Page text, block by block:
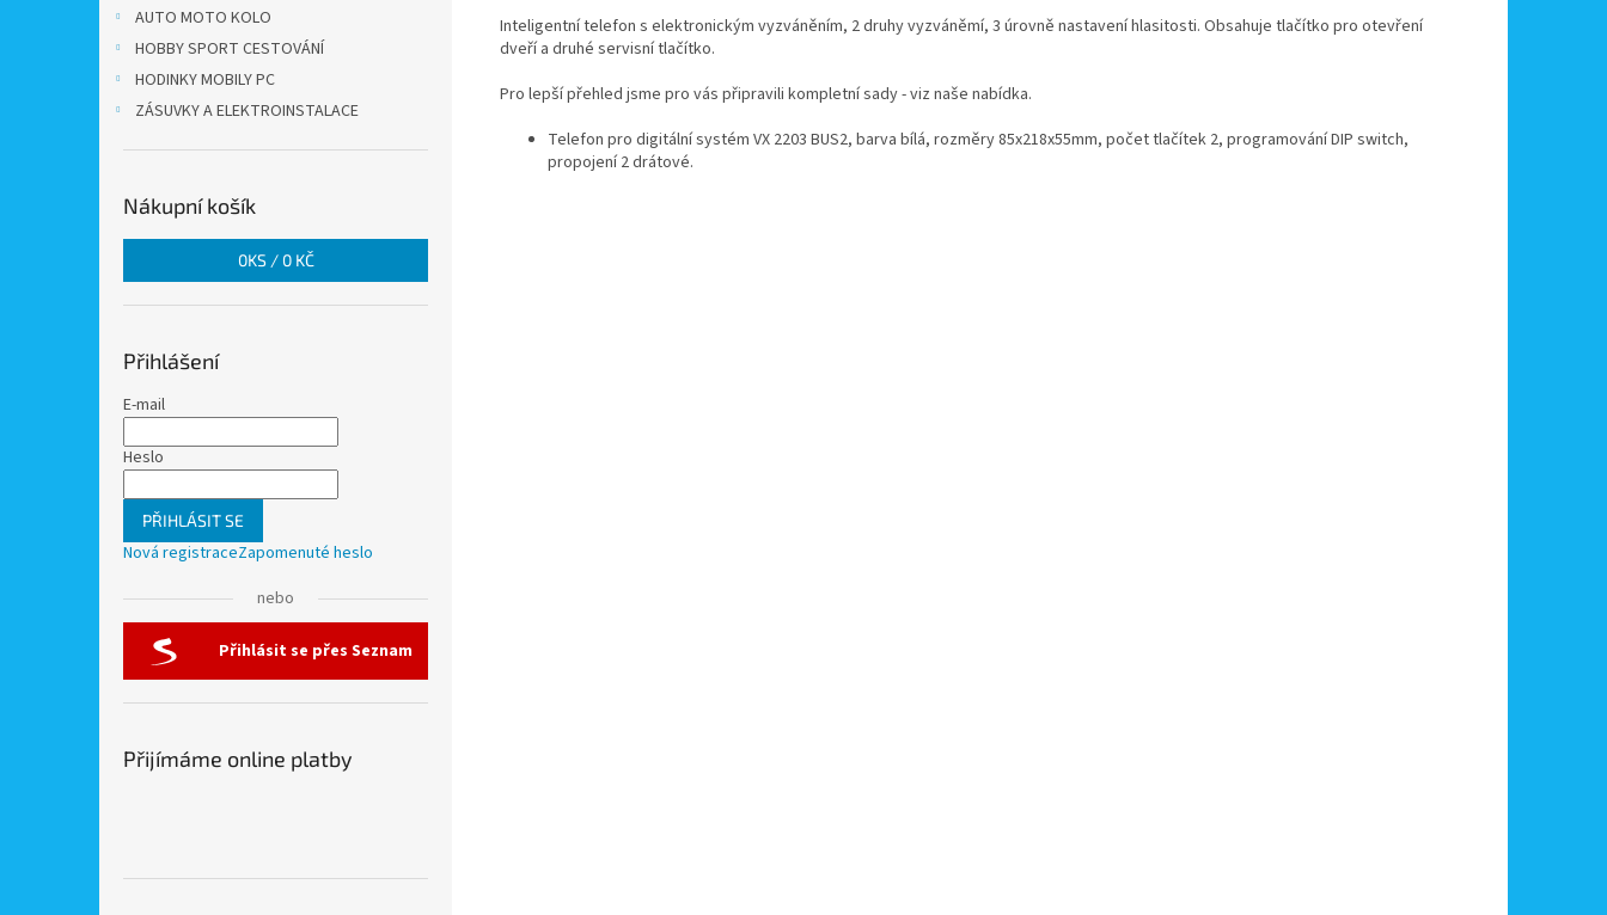
AUTO MOTO KOLO
HOBBY SPORT CESTOVÁNÍ
HODINKY MOBILY PC
ZÁSUVKY A ELEKTROINSTALACE
Nákupní košík
0KS / 0 KČ
Přihlášení
E-mail
Heslo
PŘIHLÁSIT SE
Nová registraceZapomenuté heslo
nebo
Přihlásit se přes Seznam
Přijímáme online platby
Inteligentní telefon s elektronickým vyzváněním, 2 druhy vyzváněmí, 3 úrovně nastavení hlasitosti. Obsahuje tlačítko pro otevření
dveří a druhé servisní tlačítko.
Pro lepší přehled jsme pro vás připravili kompletní sady - viz naše nabídka.
Telefon pro digitální systém VX 2203 BUS2, barva bílá, rozměry 85x218x55mm, počet tlačítek 2, programování DIP switch,
propojení 2 drátové.